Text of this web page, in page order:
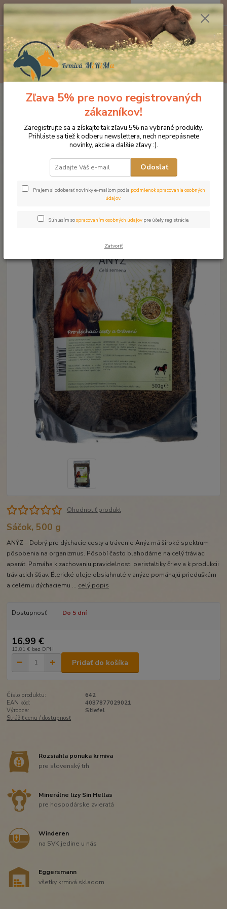
Menu
0ks
za0 €
Doplnky výživy Bylinky Anýz
Ohodnotiť produkt
Sáčok, 500 g
ANÝZ – Dobrý pre dýchacie cesty a trávenie Anýz má široké spektrum
pôsobenia na organizmus. Pôsobí často blahodárne na celý tráviaci
aparát. Pomáha k zachovaniu pravidelnosti peristaltiky čriev a k produkcii
tráviacich šťiav. Éterické oleje obsiahnuté v anýze pomáhajú prieduškám
a celému dýchaciemu ... celý popis
Dostupnosť Do 5 dní
16,99 €
13,81 € bez DPH
Pridať do košíka
Číslo produktu:
642
EAN kód:
4037877029021
Výrobca:
Stiefel
Strážiť cenu / dostupnosť
Rozsiahla ponuka krmiva
pre slovenský trh
Minerálne lizy Sin Hellas
pre hospodárske zvieratá
Winderen
na SVK jedine u nás
Eggersmann
všetky krmivá skladom
Zľava 5% pre novo registrovaných
zákazníkov!
Zaregistrujte sa a získajte tak zľavu 5% na vybrané produkty.
Prihláste sa tiež k odberu newslettera, nech neprepásnete
novinky, akcie a ďalšie zľavy :).
Odoslať
Prajem si odoberať novinky e-mailom podľa podmienok spracovania osobných
údajov.
Súhlasím sospracovaním osobných údajov pre účely registrácie.
Zatvoriť